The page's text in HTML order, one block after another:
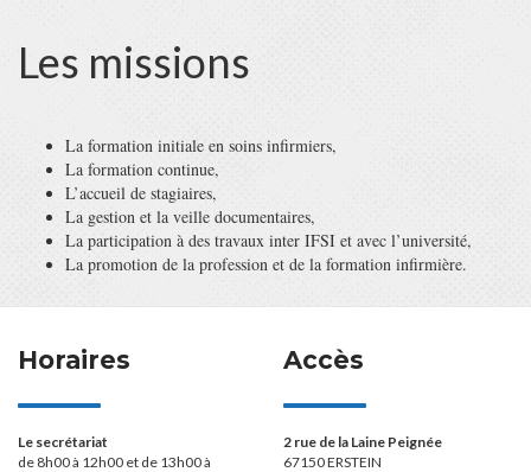
Les missions
La formation initiale en soins infirmiers,
La formation continue,
L’accueil de stagiaires,
La gestion et la veille documentaires,
La participation à des travaux inter IFSI et avec l’université,
La promotion de la profession et de la formation infirmière.
Horaires
Le secrétariat
de 8h00 à 12h00 et de 13h00 à
Accès
2 rue de la Laine Peignée
67150 ERSTEIN